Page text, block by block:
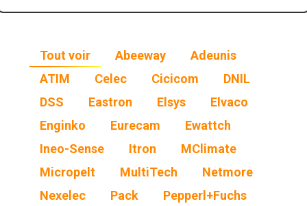
Tout voir Abeeway
Adeunis
ATIM
Celec Cicicom
DNIL
DSS
Eastron Elsys
Elvaco
Enginko
Eurecam
Ewattch
Ineo-Sense
Itron
MClimate
Micropelt
MultiTech
Netmore
Nexelec
Pack
Pepperl+Fuchs